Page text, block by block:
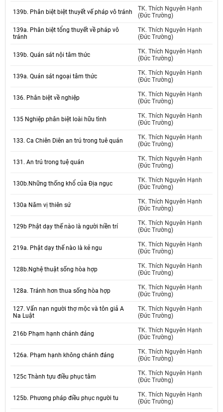
139b. Phân biệt biệt thuyết vế pháp vô tránh
TK. Thích Nguyên Hạnh
(Đức Trường)
139a. Phân biệt tổng thuyết về pháp vô
tránh
TK. Thích Nguyên Hạnh
(Đức Trường)
139b. Quán sát nội tâm thức
TK. Thích Nguyên Hạnh
(Đức Trường)
139a. Quán sát ngoại tâm thức
TK. Thích Nguyên Hạnh
(Đức Trường)
136. Phân biệt về nghiệp
TK. Thích Nguyên Hạnh
(Đức Trường)
135 Nghiệp phân biệt loài hữu tình
TK. Thích Nguyên Hạnh
(Đức Trường)
133. Ca Chiên Diên an trú trong tuê quán
TK. Thích Nguyên Hạnh
(Đức Trường)
131. An trú trong tuệ quán
TK. Thích Nguyên Hạnh
(Đức Trường)
130b.Những thống khổ của Địa ngục
TK. Thích Nguyên Hạnh
(Đức Trường)
130a Năm vị thiên sứ
TK. Thích Nguyên Hạnh
(Đức Trường)
129b Phật dạy thế nào là người hiền trí
TK. Thích Nguyên Hạnh
(Đức Trường)
219a. Phật dạy thế nào là kẻ ngu
TK. Thích Nguyên Hạnh
(Đức Trường)
128b.Nghệ thuật sống hòa hợp
TK. Thích Nguyên Hạnh
(Đức Trường)
128a. Tránh hơn thua sống hòa hợp
TK. Thích Nguyên Hạnh
(Đức Trường)
127. Vấn nạn người thợ mộc và tôn giả A
Na Luật
TK. Thích Nguyên Hạnh
(Đức Trường)
216b Phạm hạnh chánh đáng
TK. Thích Nguyên Hạnh
(Đức Trường)
126a. Phạm hạnh không chánh đáng
TK. Thích Nguyên Hạnh
(Đức Trường)
125c Thành tựu điều phục tâm
TK. Thích Nguyên Hạnh
(Đức Trường)
125b. Phương pháp điều phục người tu
TK. Thích Nguyên Hạnh
(Đức Trường)